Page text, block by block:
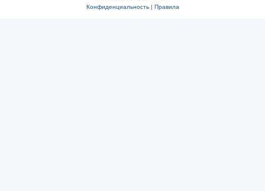
Конфиденциальность| Правила